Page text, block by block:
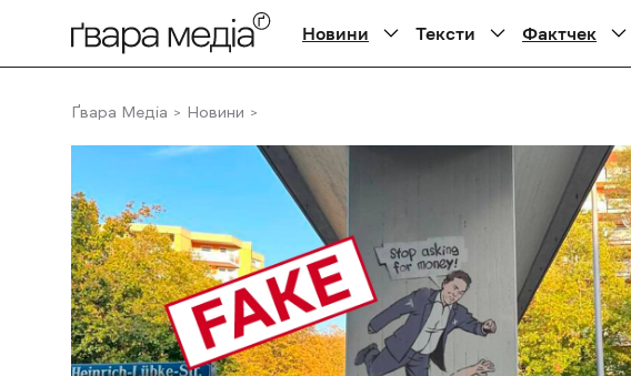
Новини Тексти Фактчек
Ґвара Медіа Новини